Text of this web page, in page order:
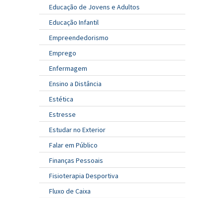
Educação de Jovens e Adultos
Educação Infantil
Empreendedorismo
Emprego
Enfermagem
Ensino a Distância
Estética
Estresse
Estudar no Exterior
Falar em Público
Finanças Pessoais
Fisioterapia Desportiva
Fluxo de Caixa